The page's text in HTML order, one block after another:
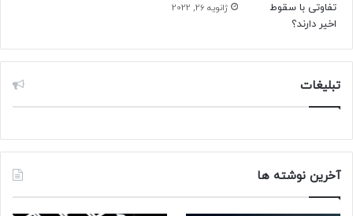
ژانویه 26, 2022
تبلیغات
آخرین نوشته ها